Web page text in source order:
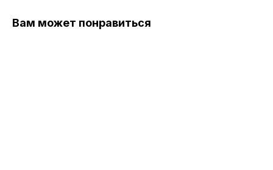
Вам может понравиться